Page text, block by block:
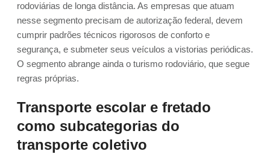
rodoviárias de longa distância. As empresas que atuam
nesse segmento precisam de autorização federal, devem
cumprir padrões técnicos rigorosos de conforto e
segurança, e submeter seus veículos a vistorias periódicas.
O segmento abrange ainda o turismo rodoviário, que segue
regras próprias.
Transporte escolar e fretado
como subcategorias do
transporte coletivo